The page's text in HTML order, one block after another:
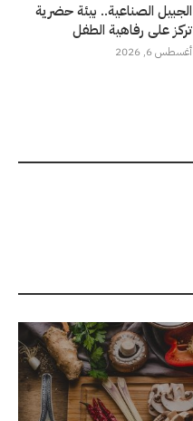
الجبيل الصناعية.. بيئة حضرية
تركز على رفاهية الطفل
أغسطس 6, 2026